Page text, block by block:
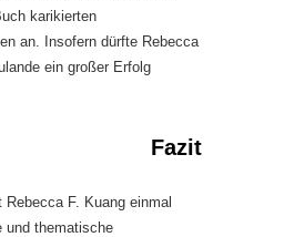
karikierten
an. Insofern dürfte Rebecca
ein großer Erfolg
Fazit
Rebecca F. Kuang einmal
und thematische